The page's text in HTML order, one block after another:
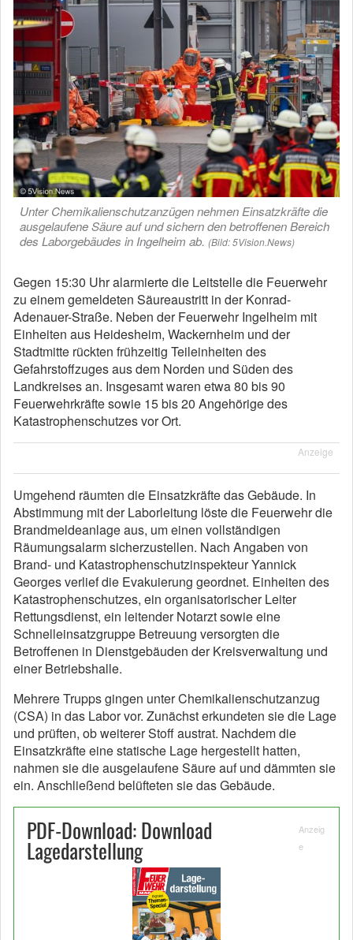
Unter Chemikalienschutzanzügen nehmen Einsatzkräfte die
ausgelaufene Säure auf und sichern den betroffenen Bereich
des Laborgebäudes in Ingelheim ab. (Bild: 5Vision.News)
Gegen 15:30 Uhr alarmierte die Leitstelle die Feuerwehr
zu einem gemeldeten Säureaustritt in der Konrad-
Adenauer-Straße. Neben der Feuerwehr Ingelheim mit
Einheiten aus Heidesheim, Wackernheim und der
Stadtmitte rückten frühzeitig Teileinheiten des
Gefahrstoffzuges aus dem Norden und Süden des
Landkreises an. Insgesamt waren etwa 80 bis 90
Feuerwehrkräfte sowie 15 bis 20 Angehörige des
Katastrophenschutzes vor Ort.
Anzeige
Umgehend räumten die Einsatzkräfte das Gebäude. In
Abstimmung mit der Laborleitung löste die Feuerwehr die
Brandmeldeanlage aus, um einen vollständigen
Räumungsalarm sicherzustellen. Nach Angaben von
Brand- und Katastrophenschutzinspekteur Yannick
Georges verlief die Evakuierung geordnet. Einheiten des
Katastrophenschutzes, ein organisatorischer Leiter
Rettungsdienst, ein leitender Notarzt sowie eine
Schnelleinsatzgruppe Betreuung versorgten die
Betroffenen in Dienstgebäuden der Kreisverwaltung und
einer Betriebshalle.
Mehrere Trupps gingen unter Chemikalienschutzanzug
(CSA) in das Labor vor. Zunächst erkundeten sie die Lage
und prüften, ob weiterer Stoff austrat. Nachdem die
Einsatzkräfte eine statische Lage hergestellt hatten,
nahmen sie die ausgelaufene Säure auf und dämmten sie
ein. Anschließend belüfteten sie das Gebäude.
PDF-Download: Download
Lagedarstellung
Anzeig
e